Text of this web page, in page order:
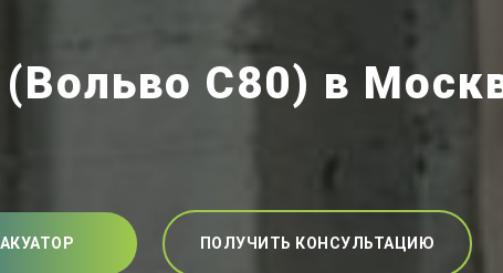
С80) в
ПОЛУЧИТЬ КОНСУЛЬТАЦИЮ